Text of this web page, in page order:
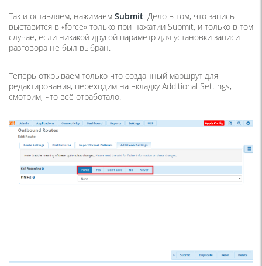
Так и оставляем, нажимаем Submit. Дело в том, что запись
выставится в «force» только при нажатии Submit, и только в том
случае, если никакой другой параметр для установки записи
разговора не был выбран.
Теперь открываем только что созданный маршрут для
редактирования, переходим на вкладку Additional Settings,
смотрим, что всё отработало.